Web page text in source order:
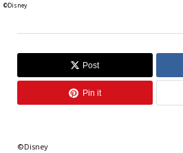
©Disney
Post
Pin it
©Disney